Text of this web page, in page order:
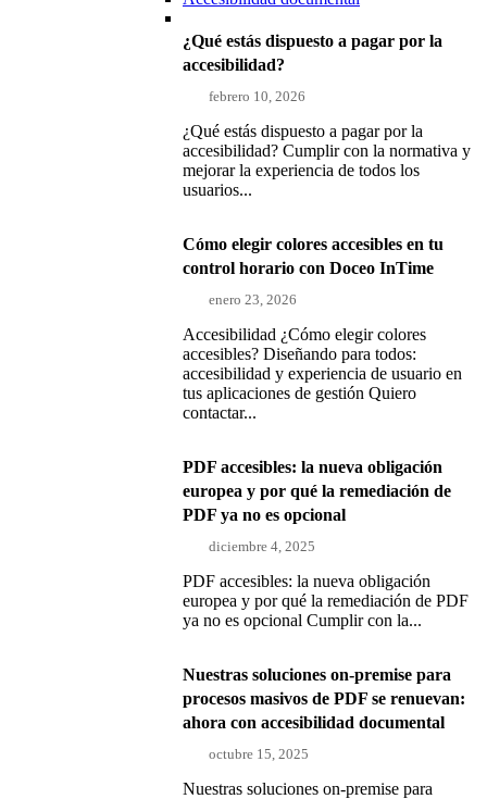
¿Qué estás dispuesto a pagar por la
accesibilidad?
febrero 10, 2026
¿Qué estás dispuesto a pagar por la
accesibilidad? Cumplir con la normativa y
mejorar la experiencia de todos los
usuarios...
Cómo elegir colores accesibles en tu
control horario con Doceo InTime
enero 23, 2026
Accesibilidad ¿Cómo elegir colores
accesibles? Diseñando para todos:
accesibilidad y experiencia de usuario en
tus aplicaciones de gestión Quiero
contactar...
PDF accesibles: la nueva obligación
europea y por qué la remediación de
PDF ya no es opcional
diciembre 4, 2025
PDF accesibles: la nueva obligación
europea y por qué la remediación de PDF
ya no es opcional Cumplir con la...
Nuestras soluciones on-premise para
procesos masivos de PDF se renuevan:
ahora con accesibilidad documental
octubre 15, 2025
Nuestras soluciones on-premise para